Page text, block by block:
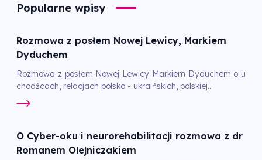
Popularne wpisy
Rozmowa z posłem Nowej Lewicy, Markiem
Dyduchem
Rozmowa z posłem Nowej Lewicy Markiem Dyduchem o u
chodźcach, relacjach polsko - ukraińskich, polskiej...
O Cyber-oku i neurorehabilitacji rozmowa z dr
Romanem Olejniczakiem